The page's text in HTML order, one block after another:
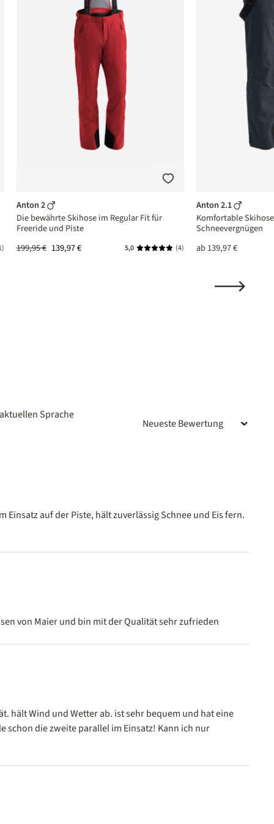
Bewertung von 5 von 5 Sternen
Anton 2
Die bewährte Skihose im Regular Fit für
Freeride und Piste
199,95 € 139,97 € 5,0 Durchschnittliche Bewertung
(4)
Anton 2.1
Komfortable
Schneevergnügen
ab139,97 €
Sprache
Einsatz auf der Piste, hält zuverlässig Schnee und Eis fern.
von Maier und bin mit der Qualität sehr zufrieden
hält Wind und Wetter ab. ist sehr bequem und hat eine
schon die zweite parallel im Einsatz! Kann ich nur